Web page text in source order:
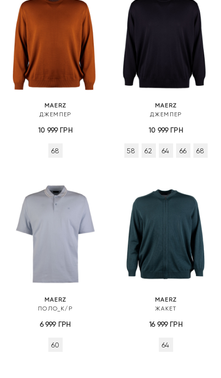
MAERZ
ДЖЕМПЕР
10 999 ГРН
68
MAERZ
ДЖЕМПЕР
10 999 ГРН
58 62 64 66 68
MAERZ
ПОЛО_К/Р
6 999 ГРН
60
MAERZ
ЖАКЕТ
16 999 ГРН
64